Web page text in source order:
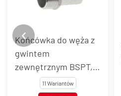
Końcówka do węża z
gwintem
zewnętrznym BSPT,
stal nierdzewna, typ
11 Wariantów